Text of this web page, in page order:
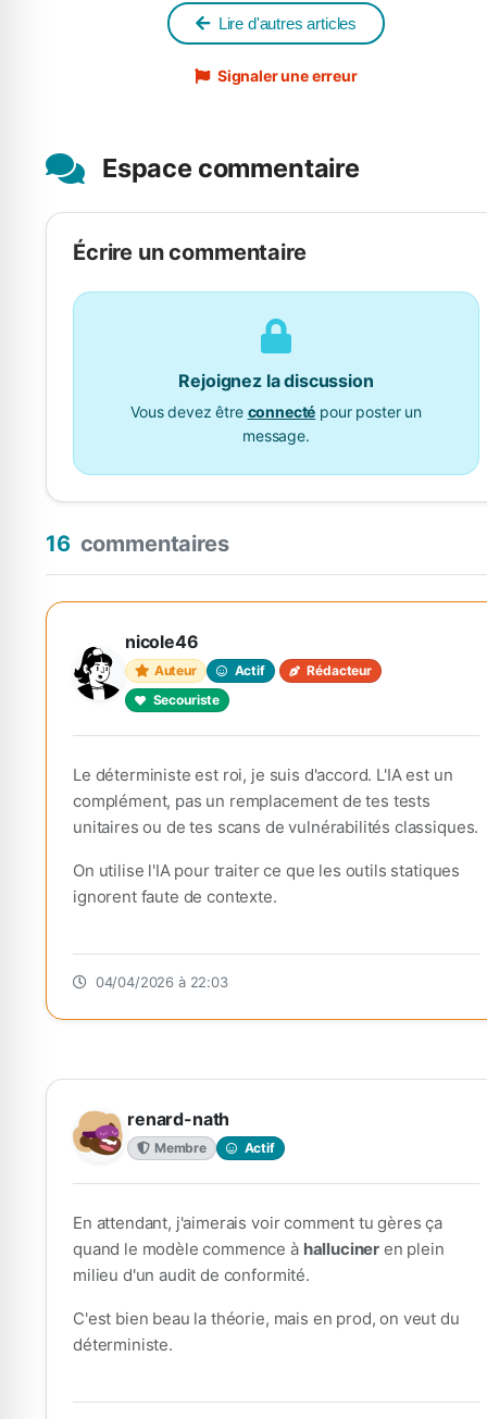
Lire d'autres articles
Signaler une erreur
Espace commentaire
Écrire un commentaire
Rejoignez la discussion
Vous devez être connecté pour poster un
message.
16 commentaires
nicole46
Auteur Actif
Rédacteur
Secouriste
Le déterministe est roi, je suis d'accord. L'IA est un
complément, pas un remplacement de tes tests
unitaires ou de tes scans de vulnérabilités classiques.
On utilise l'IA pour traiter ce que les outils statiques
ignorent faute de contexte.
04/04/2026 à 22:03
renard-nath
Membre Actif
En attendant, j'aimerais voir comment tu gères ça
quand le modèle commence à halluciner en plein
milieu d'un audit de conformité.
C'est bien beau la théorie, mais en prod, on veut du
déterministe.